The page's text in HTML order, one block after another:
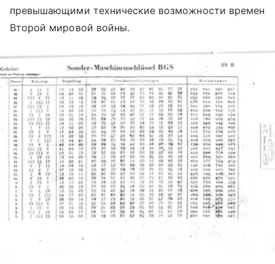
превышающими технические возможности времен
Второй мировой войны.